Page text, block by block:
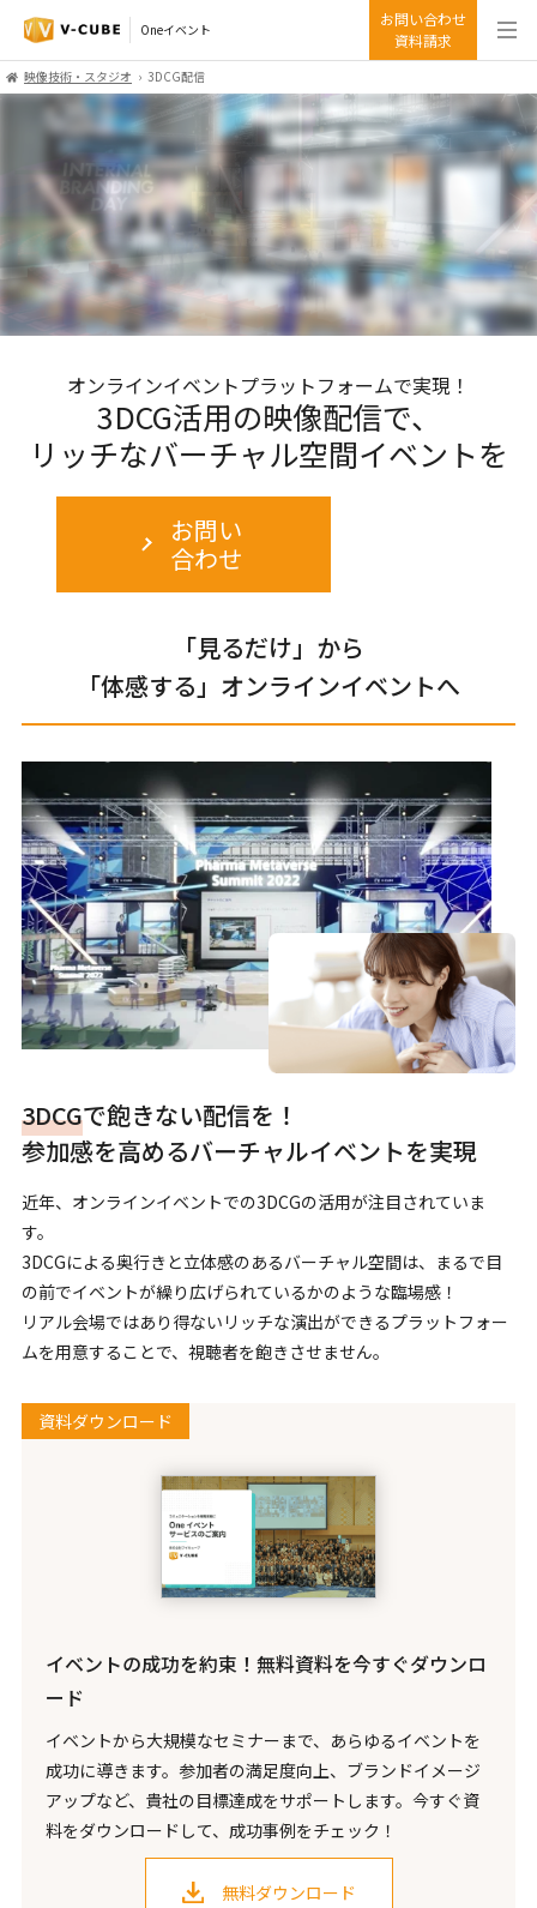
Oneイベント
お問い合わせ
資料請求
映像技術・スタジオ 3DCG配信
オンラインイベントプラットフォームで実現！
3DCG活用の映像配信で、
リッチなバーチャル空間イベントを
お問い
合わせ
「見るだけ」から
「体感する」オンラインイベントへ
3DCGで飽きない配信を！
参加感を高めるバーチャルイベントを実現
近年、オンラインイベントでの3DCGの活用が注目されていま
す。
3DCGによる奥行きと立体感のあるバーチャル空間は、まるで目
の前でイベントが繰り広げられているかのような臨場感！
リアル会場ではあり得ないリッチな演出ができるプラットフォー
ムを用意することで、視聴者を飽きさせません。
資料ダウンロード
イベントの成功を約束！無料資料を今すぐダウンロ
ード
イベントから大規模なセミナーまで、あらゆるイベントを
成功に導きます。参加者の満足度向上、ブランドイメージ
アップなど、貴社の目標達成をサポートします。今すぐ資
料をダウンロードして、成功事例をチェック！
無料ダウンロード